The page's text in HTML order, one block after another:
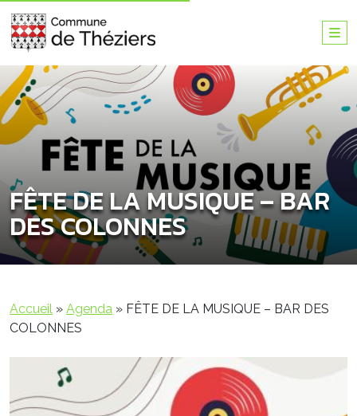
FÊTE DE LA MUSIQUE – BAR
DES COLONNES
Accueil » Agenda » FÊTE DE LA MUSIQUE – BAR DES
COLONNES